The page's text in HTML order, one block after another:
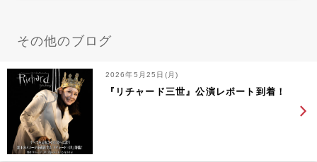
その他のブログ
2026年5月25日(月)
『リチャード三世』公演レポート到着！